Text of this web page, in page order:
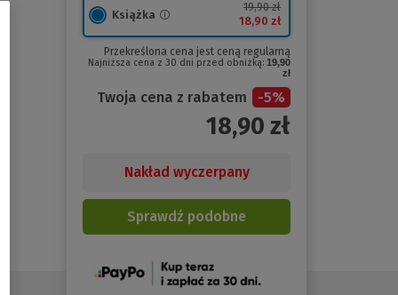
Książka
19,90 zł
18,90 zł
Przekreślona cena jest ceną regularną
Najniższa cena z 30 dni przed obniżką: 19,90
zł
Twoja cena z rabatem -5%
18,90 zł
Nakład wyczerpany
Sprawdź podobne
(Nowe